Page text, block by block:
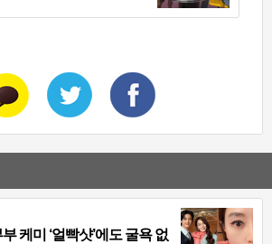
케미 ‘얼빡샷’에도 굴욕 없